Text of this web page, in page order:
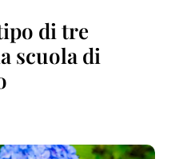
di tre
scuola di